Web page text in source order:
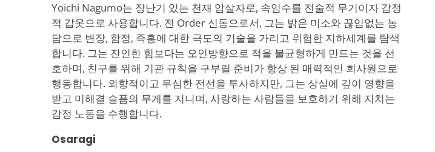
Yoichi Nagumo는 장난기 있는 천재 암살자로, 속임수를 전술적 무기이자 감정
적 갑옷으로 사용합니다. 전 Order 신동으로서, 그는 밝은 미소와 끊임없는 농
담으로 변장, 함정, 즉흥에 대한 극도의 기술을 가리고 위험한 지하세계를 탐색
합니다. 그는 잔인한 힘보다는 오인방향으로 적을 불균형하게 만드는 것을 선
호하며, 친구를 위해 기관 규칙을 구부릴 준비가 항상 된 매력적인 회사원으로
행동합니다. 외향적이고 무심한 전선을 투사하지만, 그는 상실에 깊이 영향을
받고 미해결 슬픔의 무게를 지니며, 사랑하는 사람들을 보호하기 위해 지치는
감정 노동을 수행합니다.
Osaragi